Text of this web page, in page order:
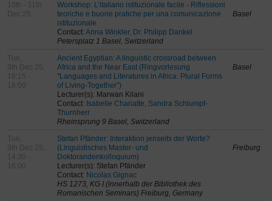
Dec 25
Workshop: L’italiano istituzionale facile - Riflessioni
teoriche e buone pratiche per una comunicazione
istituzionale
Contact: Anna Winkler, Dr. Philipp Dankel
Petersplatz 1 Basel, Switzerland
Basel
Tue,
9th Dec 25,
16:15 -
Ancient Egyptian: A linguistic crossroad between
Africa and the Near East (Ringvorlesung
"Languages and Literatures in Africa: Plural Forms
of Living-Together")
Lecturer(s): Marwan Kilani
Contact: Isabelle Chariatte, Sandra Schlumpf-
Thurnherr
Rheinsprung 9 Basel, Switzerland
Basel
Tue,
9th Dec 25,
14:30 -
16:00
Stefan Pfänder: Interaktion jenseits der Worte?
(Linguistisches Master- und
Doktorandenkolloquium)
Lecturer(s): Stefan Pfänder
Contact: Nicolas Gignac
HS 1273, KG I (innerhalb der Bibliothek des
Romanischen Seminars) Freiburg, Germany
Freiburg